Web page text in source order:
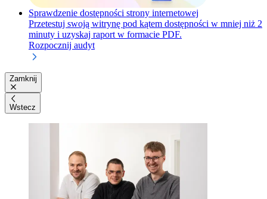
Sprawdzenie dostępności strony internetowej
Przetestuj swoją witrynę pod kątem dostępności w mniej niż 2
minuty i uzyskaj raport w formacie PDF.
Rozpocznij audyt
Zamknij
Wstecz